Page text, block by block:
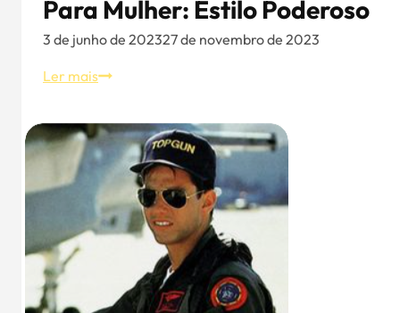
Para Mulher: Estilo Poderoso
3 de junho de 202327 de novembro de 2023
Ler maisBoné
Flat
Cap
para
mulher:
Estilo
poderoso